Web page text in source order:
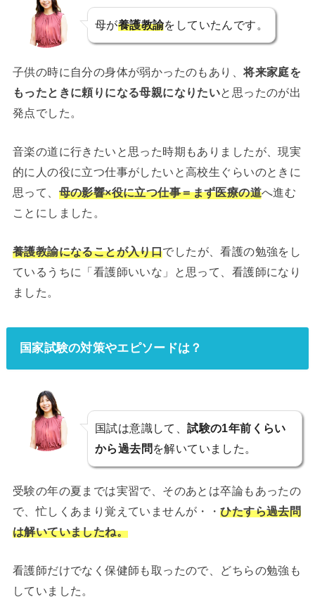
母が養護教諭をしていたんです。
子供の時に自分の身体が弱かったのもあり、将来家庭を
もったときに頼りになる母親になりたいと思ったのが出
発点でした。
音楽の道に行きたいと思った時期もありましたが、現実
的に人の役に立つ仕事がしたいと高校生ぐらいのときに
思って、 母の影響×役に立つ仕事＝まず医療の道へ進む
ことにしました。
養護教諭になることが入り口でしたが、看護の勉強をし
ているうちに「看護師いいな」と思って、看護師になり
ました。
国家試験の対策やエピソードは？
国試は意識して、試験の1年前くらい
から過去問 を解いていました。
受験の年の夏までは実習で、そのあとは卒論もあったの
で、忙しくあまり覚えていませんが・・ひたすら過去問
は解いていましたね。
看護師だけでなく保健師も取ったので、どちらの勉強も
していました。